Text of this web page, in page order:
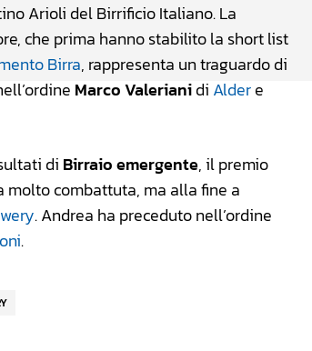
Arioli del Birrificio Italiano. La
che prima hanno stabilito la short list
Birra, rappresenta un traguardo di
Marco Valerianidi Aldere
di Birraio emergente, il premio
molto combattuta, ma alla fine a
. Andrea ha preceduto nell’ordine
.